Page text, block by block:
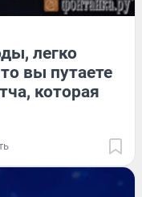
легко
вы путаете
которая